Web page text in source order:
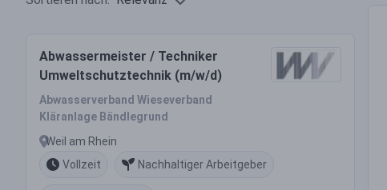
Abwassermeister / Techniker
Umweltschutztechnik (m/w/d)
Abwasserverband Wieseverband
Kläranlage Bändlegrund
Weil am Rhein
Vollzeit
Nachhaltiger Arbeitgeber